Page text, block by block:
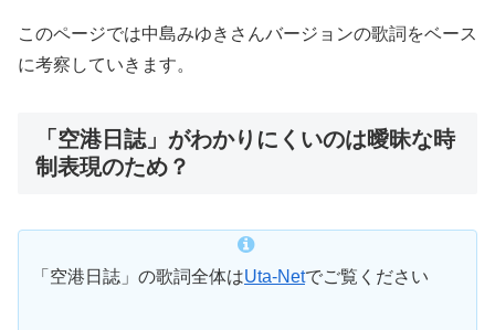
このページでは中島みゆきさんバージョンの歌詞をベース
に考察していきます。
「空港日誌」がわかりにくいのは曖昧な時
制表現のため？
「空港日誌」の歌詞全体はUta-Netでご覧ください